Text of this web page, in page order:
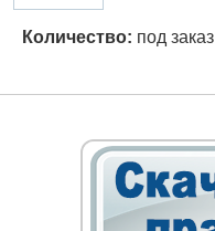
Количество: под заказ